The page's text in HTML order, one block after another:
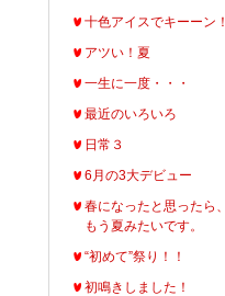
十色アイスでキーーン！
アツい！夏
一生に一度・・・
最近のいろいろ
日常３
6月の3大デビュー
春になったと思ったら、
もう夏みたいです。
“初めて”祭り！！
初鳴きしました！